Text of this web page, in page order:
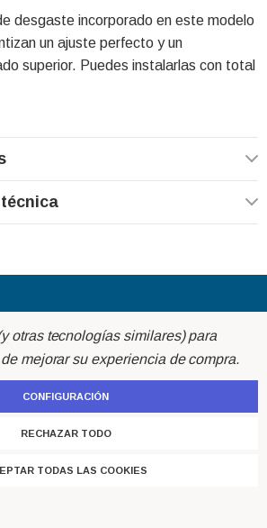
desgaste incorporado en este modelo
un ajuste perfecto y un
superior. Puedes instalarlas con total
otras tecnologías similares) para
mejorar su experiencia de compra.
CONFIGURACIÓN
RECHAZAR TODO
TODAS LAS COOKIES